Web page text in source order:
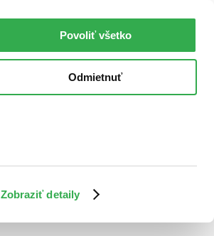
Zobraziť detaily
Povoliť všetko
Odmietnuť